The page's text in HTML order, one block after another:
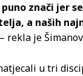
znači jer
a naših
– rekla je
u tri